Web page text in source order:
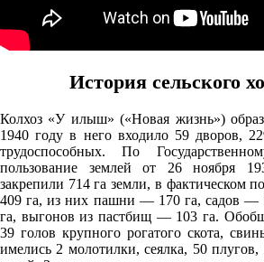
2
07.08
09:00
26.2°
760
53%
3.5
История сельского
Колхоз «У илыш» («Новая жизнь»)
1940 году в него входило 59 дворов,
трудоспособных. По
пользование землей от 26 ноября
закрепили 714 га земли, в фактическом
409 га, из них пашни — 170 га, садов —
га, выгонов из пастбищ — 103 га.
39 голов крупного рогатого скота,
имелись 2 молотилки, сеялка, 50 плугов,